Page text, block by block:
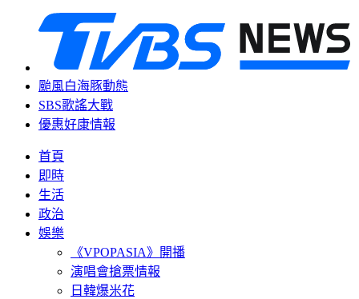
颱風白海豚動態
SBS歌謠大戰
優惠好康情報
首頁
即時
生活
政治
娛樂
《VPOPASIA》開播
演唱會搶票情報
日韓爆米花